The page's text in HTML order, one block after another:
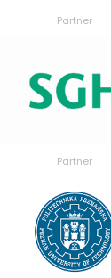
Partner
Partner